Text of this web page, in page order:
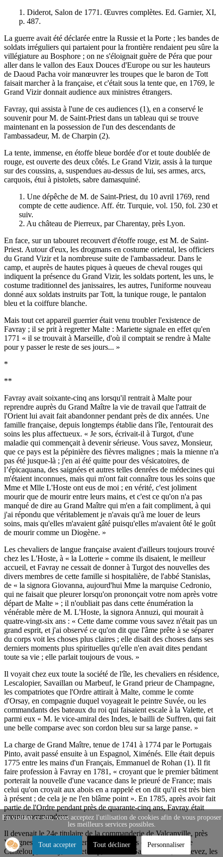
1. Diderot, Salon de 1771. Œuvres complètes. Ed. Garnier, XI,
p. 487.
La guerre avait été déclarée entre la Russie et la Porte ; les bandes de
soldats irréguliers qui partaient pour la frontière rendaient peu sûre la
villégiature au Bosphore ; on ne s'éloignait guère de Péra que pour
aller dans le vallon des Eaux Douces d'Europe ou sur les hauteurs
de Daoud Pacha voir manœuvrer les troupes que le baron de Tott
faisait marcher à la française, et c'était sous la tente que, en 1769, le
Grand Vizir donnait audience aux ministres étrangers.
Favray, qui assista à l'une de ces audiences (1), en a conservé le
souvenir pour M. de Saint-Priest dans un tableau qui se trouve
maintenant en la possession de l'un des descendants de
l'ambassadeur, M. de Charpin (2).
La tente, immense, en étoffe bleue bordée d'or et toute doublée de
rouge, est ouverte des deux côtés. Le Grand Vizir, assis à la turque
sur des coussins, a, suspendues au-dessus de lui, ses armes, arcs,
carquois, étui à pistolets, sabre damasquiné.
1. Une dépêche de M. de Saint-Priest, du 10 avril 1769, rend
compte de cette audience. Aff. étr. Turquie, vol. 150, fol. 230 et
suiv.
2. Au château de Pierreux, par Charentay, près Lyon.
En face, sur un tabouret recouvert d'étoffe rouge, est M. de Saint-
Priest. Autour d'eux, les drogmans en costume oriental, les officiers
du Grand Vizir et la nombreuse suite de l'ambassadeur. Dans le
camp, et auprès de hautes piques à queues de cheval rouges qui
indiquent la présence du Grand Vizir, les soldats portent, les uns, le
costume traditionnel des janissaires, les autres, l'uniforme nouveau
donné aux soldats instruits par Tott, la tunique rouge, le pantalon
bleu et la coiffure blanche.
Mais tout cet appareil guerrier était venu troubler l'existence de
Favray ; il se prit à regretter Malte : Mariette signale en effet qu'en
1771 « il se trouvait à Marseille, d'où il comptait se rendre à Malte
pour y passer le reste de ses jours... »
*
**
Favray avait soixante-cinq ans lorsqu'il rentrait à Malte pour
reprendre auprès du Grand Maître la vie de travail que l'attrait de
l'Orient lui avait fait abandonner pendant près de dix années. Une
famille française, depuis longtemps établie dans l'île, l'entourait des
soins les plus affectueux. « Je sors, écrivait-il à Turgot, d'une
maladie qui commençait à devenir sérieuse. Vous savez, Monsieur,
que ce pays est la pépinière des fièvres malignes ; mais la mienne n'a
pas été jusque-là ; j'en ai été quitte pour des vésicatoires, de
l’épicaquana, des saignées et autres telles denrées de médecines qui
m'étaient inconnues, mais qui m'ont fait connaître tous les soins que
Mme et Mlle L'Hoste ont eus de moi ; en vérité, c'est joliment
mourir que de mourir entre leurs mains, et c'est ce qu'on n'a pas
manqué de dire au Grand Maître qui m'en a fait compliment, à qui
j'ai répondu que véritablement je n'avais qu'à me louer de leurs
soins, mais qu'elles m'avaient gâté puisqu'elles m'avaient ôté le goût
de mourir comme un Diogène. »
Les chevaliers de langue française avaient d'ailleurs toujours trouvé
chez les L'Hoste, à « la Lotterie » comme ils disaient, le meilleur
accueil, et Favray ne cessait de donner à Turgot des nouvelles des
divers membres de cette famille si hospitalière, de l'abbé Stanislas,
de « la signora Giovanna, aujourd'hui Mme la marquise Cedronio,
qui ne faisait que pleurer lorsqu'on prononçait votre nom après votre
départ de Malte » ; il n'oubliait pas dans cette énumération la
vénérable mère de M. L'Hoste, la signora Annuzi, qui mourait à
quatre-vingt-six ans : « Cette dame comme vous savez n'était pas un
grand esprit, et j'ai observé ce qu'on dit que l'âme prête à se séparer
du corps voit les choses plus claires ; elle disait des choses dans ses
derniers moments plus spirituelles qu'elle n'en avait dites pendant
toute sa vie ; elle parlait toujours de vous. »
Il voyait chez eux toute la société de l'île, les chevaliers en résidence,
Lescalopier, Savaillan ou Marbeuf, le Grand prieur de Champagne,
les compatriotes que l'Ordre attirait à Malte, comme le comte
d'Orsay, en compagnie duquel voyageait le peintre Suvée, ou les
commandants des bateaux du roi qui faisaient escale à la Valette, et
parmi eux « M. le vice-amiral des Indes, le bailli de Suffren, qui fait
une belle comparse avec son cordon bleu sur sa large panse. »
La charge de Grand Maître, tenue de 1741 à 1774 par le Portugais
Pinto, avait passé ensuite à un Espagnol, Ximénés. Elle était depuis
1775 entre les mains d'un Français, Emmanuel de Rohan (1). Il fit
faire profession à Favray en 1781, « croyant que le premier bâtiment
porterait la nouvelle d'une vacance dans le prieuré de France; mais
celui qu'on croyait aux abois en a rappelé et on dit qu'il est très bien
à présent ; de cela je ne l'en blâme point ». En 1785, après avoir fait
partie de l'Ordre pendant près de quarante-cinq ans, Favray était
promu commandeur.
Il devenait le 24e titulaire de la commanderie de Valcanville, près
Valognes, dont dépendaient les fiefs nobles et seigneuries de
Canteloup, Yexley, Sanxetourp, Mont de SaintCosme, Hemevez, les
En visitant ce site, vous acceptez l'utilisation de cookies afin de vous proposer
les meilleurs services possibles.
Tout accepter Tout décliner Personnaliser